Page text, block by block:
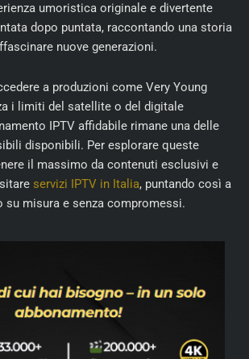
umoristica originale e divertente
dopo puntata, raccontando una storia
nuove generazioni.
a produzioni come Very Young
i limiti del satellite o del digitale
IPTV affidabile rimane una delle
disponibili. Per esplorare queste
il massimo da contenuti esclusivi e
servizi IPTV in Italia, puntando così a
su misura e senza compromessi.